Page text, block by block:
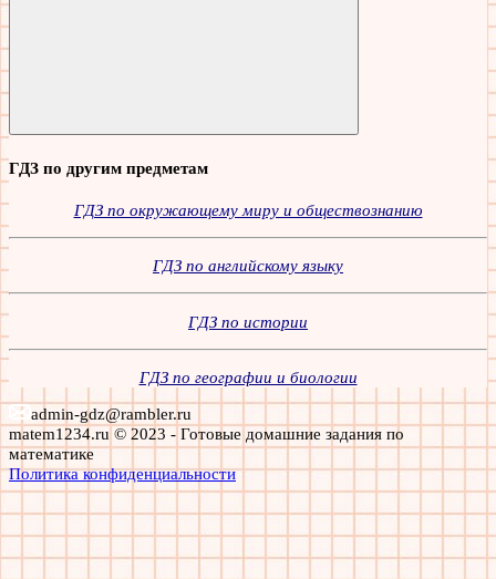
Поиск
ГДЗ по другим предметам
ГДЗ по окружающему миру и обществознанию
ГДЗ по английскому языку
ГДЗ по истории
ГДЗ по географии и биологии
admin-gdz@rambler.ru
matem1234.ru © 2023 - Готовые домашние задания по
математике
Политика конфиденциальности